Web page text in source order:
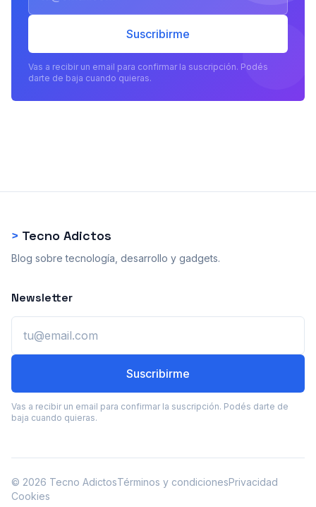
Suscribirme
Vas a recibir un email para confirmar la suscripción. Podés
darte de baja cuando quieras.
> Tecno Adictos
Blog sobre tecnología, desarrollo y gadgets.
Newsletter
Suscribirme
Vas a recibir un email para confirmar la suscripción. Podés darte de
baja cuando quieras.
© 2026 Tecno AdictosTérminos y condicionesPrivacidad
Cookies